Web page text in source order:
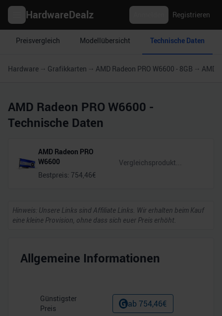
HardwareDealz Registrieren
Preisvergleich Modellübersicht Technische Daten
Hardware Grafikkarten AMD Radeon PRO W6600 - 8GB AMD
AMD Radeon PRO W6600 -
Technische Daten
AMD Radeon PRO
W6600
Bestpreis: 754,46€
Hinweis: Unsere Links sind Affiliate Links. Wir erhalten beim Kauf
eine kleine Provision, ohne dass sich euer Preis erhöht.
Allgemeine Informationen
Günstigster
Preis
ab 754,46€